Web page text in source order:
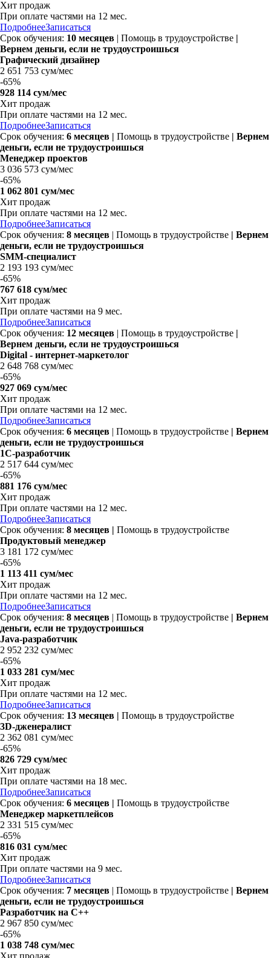
Хит продаж
При оплате частями на 12 мес.
ПодробнееЗаписаться
Срок обучения: 10 месяцев | Помощь в трудоустройстве |
Вернем деньги, если не трудоустроишься
Графический дизайнер
2 651 753 сум/мес
-65%
928 114 сум/мес
Хит продаж
При оплате частями на 12 мес.
ПодробнееЗаписаться
Срок обучения: 6 месяцев | Помощь в трудоустройстве | Вернем
деньги, если не трудоустроишься
Менеджер проектов
3 036 573 сум/мес
-65%
1 062 801 сум/мес
Хит продаж
При оплате частями на 12 мес.
ПодробнееЗаписаться
Срок обучения: 8 месяцев | Помощь в трудоустройстве | Вернем
деньги, если не трудоустроишься
SMM-специалист
2 193 193 сум/мес
-65%
767 618 сум/мес
Хит продаж
При оплате частями на 9 мес.
ПодробнееЗаписаться
Срок обучения: 12 месяцев | Помощь в трудоустройстве |
Вернем деньги, если не трудоустроишься
Digital - интернет-маркетолог
2 648 768 сум/мес
-65%
927 069 сум/мес
Хит продаж
При оплате частями на 12 мес.
ПодробнееЗаписаться
Срок обучения: 6 месяцев | Помощь в трудоустройстве | Вернем
деньги, если не трудоустроишься
1С-разработчик
2 517 644 сум/мес
-65%
881 176 сум/мес
Хит продаж
При оплате частями на 12 мес.
ПодробнееЗаписаться
Срок обучения: 8 месяцев | Помощь в трудоустройстве
Продуктовый менеджер
3 181 172 сум/мес
-65%
1 113 411 сум/мес
Хит продаж
При оплате частями на 12 мес.
ПодробнееЗаписаться
Срок обучения: 8 месяцев | Помощь в трудоустройстве | Вернем
деньги, если не трудоустроишься
Java-разработчик
2 952 232 сум/мес
-65%
1 033 281 сум/мес
Хит продаж
При оплате частями на 12 мес.
ПодробнееЗаписаться
Срок обучения: 13 месяцев | Помощь в трудоустройстве
3D-дженералист
2 362 081 сум/мес
-65%
826 729 сум/мес
Хит продаж
При оплате частями на 18 мес.
ПодробнееЗаписаться
Срок обучения: 6 месяцев | Помощь в трудоустройстве
Менеджер маркетплейсов
2 331 515 сум/мес
-65%
816 031 сум/мес
Хит продаж
При оплате частями на 9 мес.
ПодробнееЗаписаться
Срок обучения: 7 месяцев | Помощь в трудоустройстве | Вернем
деньги, если не трудоустроишься
Разработчик на C++
2 967 850 сум/мес
-65%
1 038 748 сум/мес
Хит продаж